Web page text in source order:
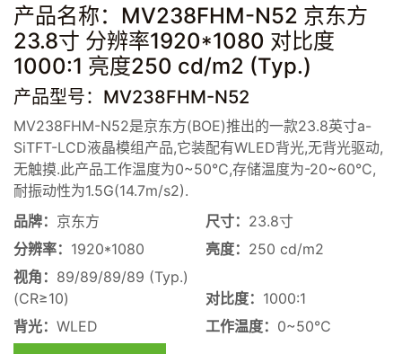
产品名称：MV238FHM-N52 京东方
23.8寸 分辨率1920*1080 对比度
1000:1 亮度250 cd/m2 (Typ.)
产品型号：MV238FHM-N52
MV238FHM-N52是京东方(BOE)推出的一款23.8英寸a-
SiTFT-LCD液晶模组产品,它装配有WLED背光,无背光驱动,
无触摸.此产品工作温度为0~50°C,存储温度为-20~60°C,
耐振动性为1.5G(14.7m/s2).
品牌： 京东方 尺寸： 23.8寸
分辨率： 1920*1080 亮度： 250 cd/m2
视角： 89/89/89/89 (Typ.)
(CR≥10)
对比度： 1000:1
背光： WLED 工作温度： 0~50℃